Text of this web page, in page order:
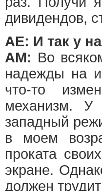
дивидендов,
АЕ: И так у
АМ: Во
надежды на
что-то
механизм. У
западный
в моем
проката
экране.
должен